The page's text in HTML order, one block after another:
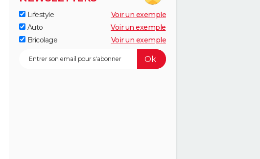
Lifestyle
Voir un exemple
Auto
Voir un exemple
Bricolage
Voir un exemple